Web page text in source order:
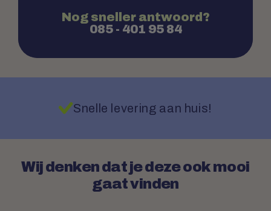
Nog sneller antwoord?
085 - 401 95 84
Snelle levering aan huis!
Wij denken dat je deze ook mooi
gaat vinden